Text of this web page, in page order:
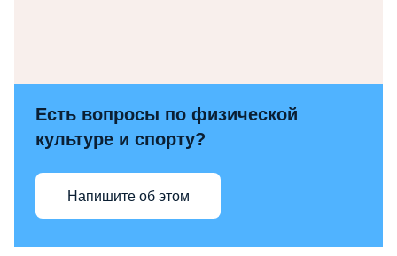
Есть вопросы по физической
культуре и спорту?
Напишите об этом